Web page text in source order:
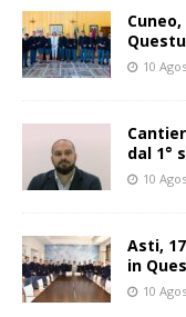
10
dal 1°
10
Asti,
in
10